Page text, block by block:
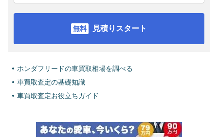
見積りスタート
ホンダフリードの車買取相場を調べる
車買取査定の基礎知識
車買取査定お役立ちガイド